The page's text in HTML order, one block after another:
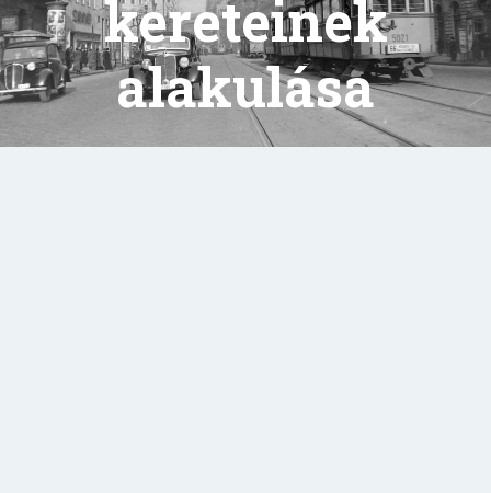
kereteinek
alakulása